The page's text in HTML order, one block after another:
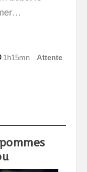
1h15mn
Attente